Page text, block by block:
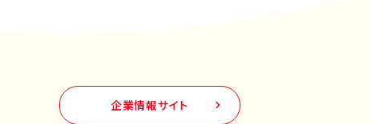
企業情報サイト